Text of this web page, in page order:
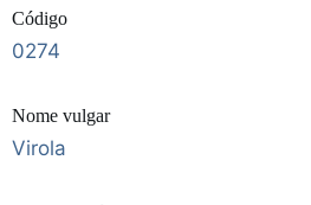
Código
0274
Nome vulgar
Virola